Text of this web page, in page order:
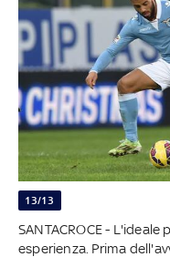
13/13
SANTACROCE -
esperienza. Prima